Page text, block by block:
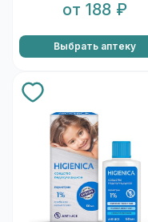
от 188 ₽
Выбрать аптеку